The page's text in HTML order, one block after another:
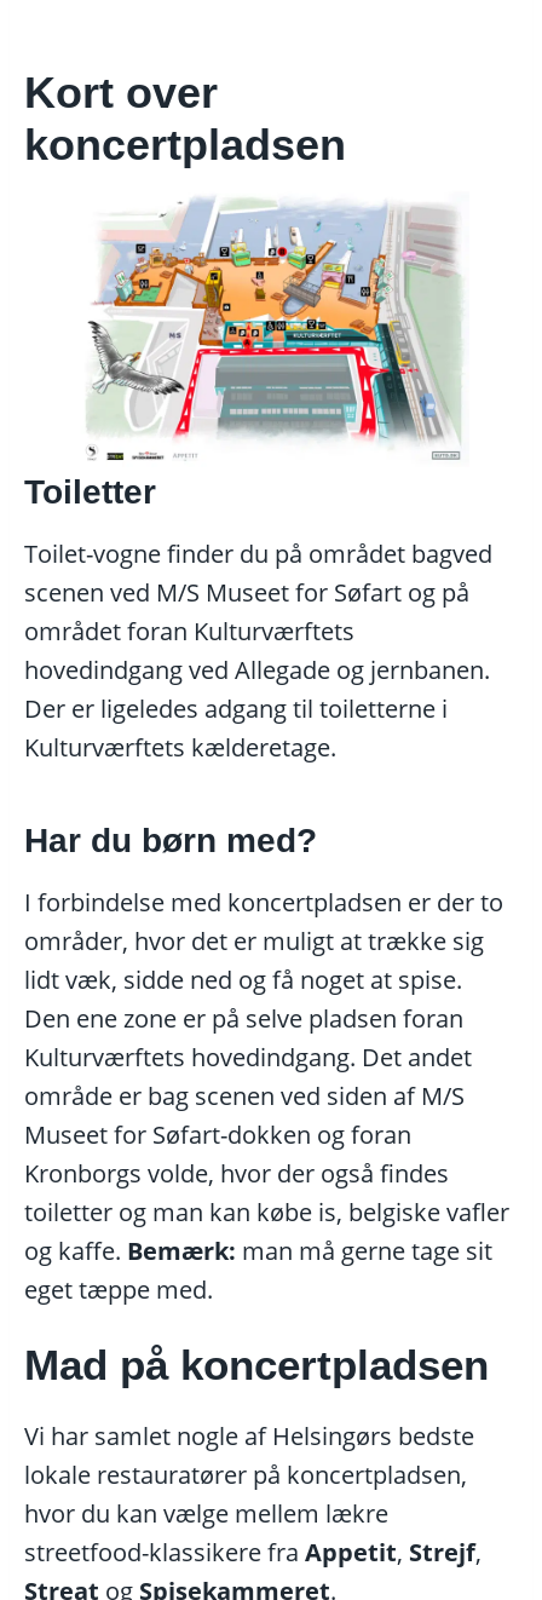
Kort over
koncertpladsen
Toiletter
Toilet-vogne finder du på området bagved
scenen ved M/S Museet for Søfart og på
området foran Kulturværftets
hovedindgang ved Allegade og jernbanen.
Der er ligeledes adgang til toiletterne i
Kulturværftets kælderetage.
Har du børn med?
I forbindelse med koncertpladsen er der to
områder, hvor det er muligt at trække sig
lidt væk, sidde ned og få noget at spise.
Den ene zone er på selve pladsen foran
Kulturværftets hovedindgang. Det andet
område er bag scenen ved siden af M/S
Museet for Søfart-dokken og foran
Kronborgs volde, hvor der også findes
toiletter og man kan købe is, belgiske vafler
og kaffe. Bemærk: man må gerne tage sit
eget tæppe med.
Mad på koncertpladsen
Vi har samlet nogle af Helsingørs bedste
lokale restauratører på koncertpladsen,
hvor du kan vælge mellem lækre
streetfood-klassikere fra Appetit, Strejf,
Streat og Spisekammeret.